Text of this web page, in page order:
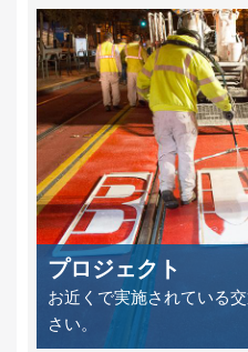
プロジェクト
お近くで実施されている
さい。